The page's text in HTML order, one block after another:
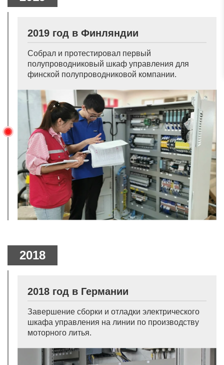
2019 год в Финляндии
Собрал и протестировал первый
полупроводниковый шкаф управления для
финской полупроводниковой компании.
2018
2018 год в Германии
Завершение сборки и отладки электрического
шкафа управления на линии по производству
моторного литья.